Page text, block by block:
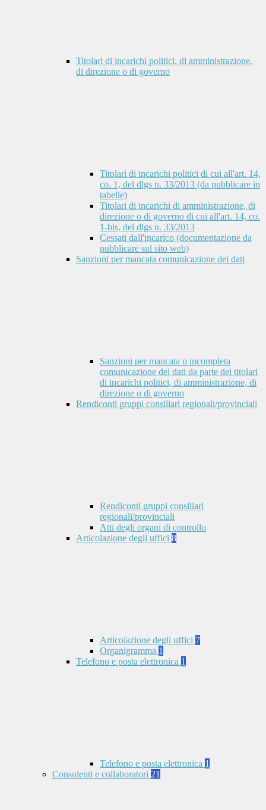
Titolari di incarichi politici, di amministrazione,
di direzione o di governo
Titolari di incarichi politici di cui all'art. 14,
co. 1, del dlgs n. 33/2013 (da pubblicare in
tabelle)
Titolari di incarichi di amministrazione, di
direzione o di governo di cui all'art. 14, co.
1-bis, del dlgs n. 33/2013
Cessati dall'incarico (documentazione da
pubblicare sul sito web)
Sanzioni per mancata comunicazione dei dati
Sanzioni per mancata o incompleta
comunicazione dei dati da parte dei titolari
di incarichi politici, di amministrazione, di
direzione o di governo
Rendiconti gruppi consiliari regionali/provinciali
Rendiconti gruppi consiliari
regionali/provinciali
Atti degli organi di controllo
Articolazione degli uffici 8
Articolazione degli uffici 7
Organigramma 1
Telefono e posta elettronica 1
Telefono e posta elettronica 1
Consulenti e collaboratori 21